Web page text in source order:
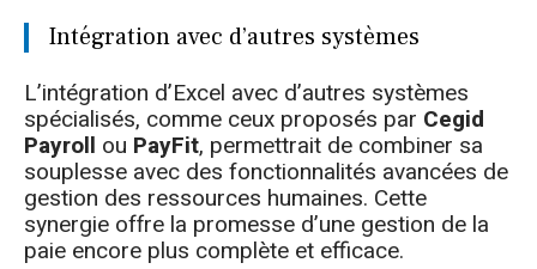
Intégration avec d’autres systèmes
L’intégration d’Excel avec d’autres systèmes
spécialisés, comme ceux proposés par Cegid
Payroll ou PayFit, permettrait de combiner sa
souplesse avec des fonctionnalités avancées de
gestion des ressources humaines. Cette
synergie offre la promesse d’une gestion de la
paie encore plus complète et efficace.